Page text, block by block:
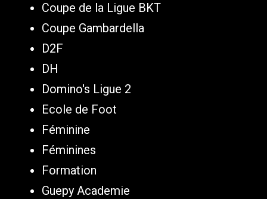
Coupe de la Ligue BKT
Coupe Gambardella
D2F
DH
Domino's Ligue 2
Ecole de Foot
Féminine
Féminines
Formation
Guepy Academie